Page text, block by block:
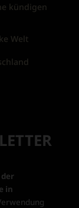
kündigen
Welt
in